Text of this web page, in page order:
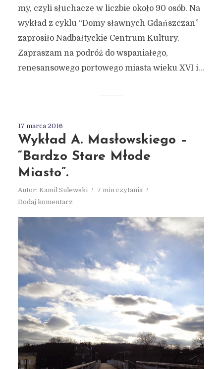
my, czyli słuchacze w liczbie około 90 osób. Na
wykład z cyklu “Domy sławnych Gdańszczan”
zaprosiło Nadbałtyckie Centrum Kultury.
Zapraszam na podróż do wspaniałego,
renesansowego portowego miasta wieku XVI i...
17 marca 2016
Wykład A. Masłowskiego –
“Bardzo Stare Młode
Miasto”.
Autor: Kamil Sulewski
7 min czytania
Dodaj komentarz